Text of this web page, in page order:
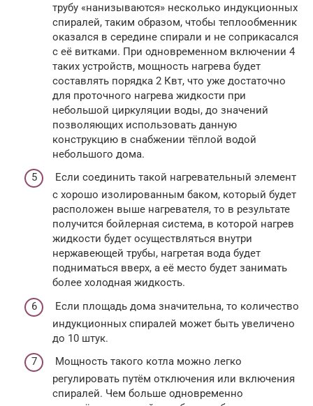
трубу «нанизываются» несколько индукционных
спиралей, таким образом, чтобы теплообменник
оказался в середине спирали и не соприкасался
с её витками. При одновременном включении 4
таких устройств, мощность нагрева будет
составлять порядка 2 Квт, что уже достаточно
для проточного нагрева жидкости при
небольшой циркуляции воды, до значений
позволяющих использовать данную
конструкцию в снабжении тёплой водой
небольшого дома.
Если соединить такой нагревательный элемент
с хорошо изолированным баком, который будет
расположен выше нагревателя, то в результате
получится бойлерная система, в которой нагрев
жидкости будет осуществляться внутри
нержавеющей трубы, нагретая вода будет
подниматься вверх, а её место будет занимать
более холодная жидкость.
Если площадь дома значительна, то количество
индукционных спиралей может быть увеличено
до 10 штук.
Мощность такого котла можно легко
регулировать путём отключения или включения
спиралей. Чем больше одновременно